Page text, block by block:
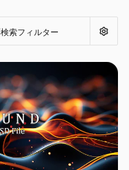
検索フィルター